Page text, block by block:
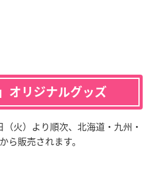
オリジナルグッズ
火）より順次、北海道・九州・
ら販売されます。